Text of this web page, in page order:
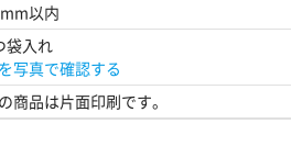
以内
袋入れ
写真で確認する
商品は片面印刷です。